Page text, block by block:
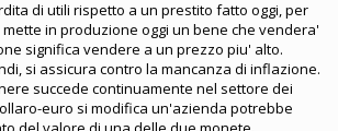
di utili rispetto a un prestito fatto oggi, per
in produzione oggi un bene che vendera'
significa vendere a un prezzo piu' alto.
si assicura contro la mancanza di inflazione.
succede continuamente nel settore dei
euro si modifica un'azienda potrebbe